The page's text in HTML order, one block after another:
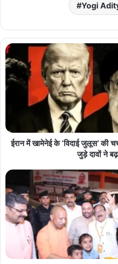
Yogi
ईरान में खामेनेई के ‘विदाई जुलूस’ की
जुड़े दावों ने